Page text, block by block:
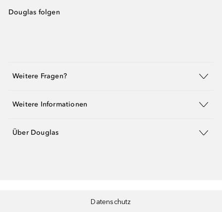
Douglas folgen
Weitere Fragen?
Weitere Informationen
Über Douglas
Datenschutz